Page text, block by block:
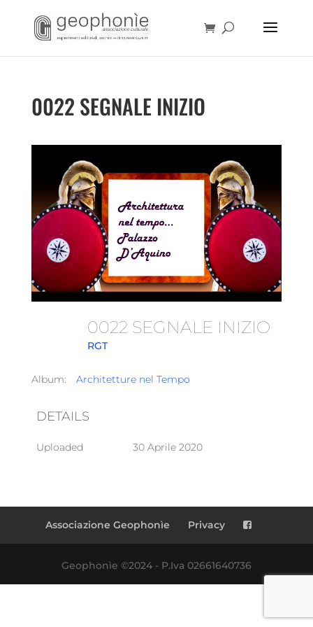
0022 SEGNALE INIZIO
0022 SEGNALE INIZIO
RGT
Album: Architetture nel Tempo
DETAILS
Uploaded 30 Aprile 2020
Associazione Geophonìe Privacy
Geophonìe ©2024 - P.Iva 02661640736